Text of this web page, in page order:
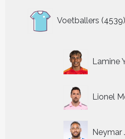
Voetballers 4539
Lamine
Lionel
Neymar